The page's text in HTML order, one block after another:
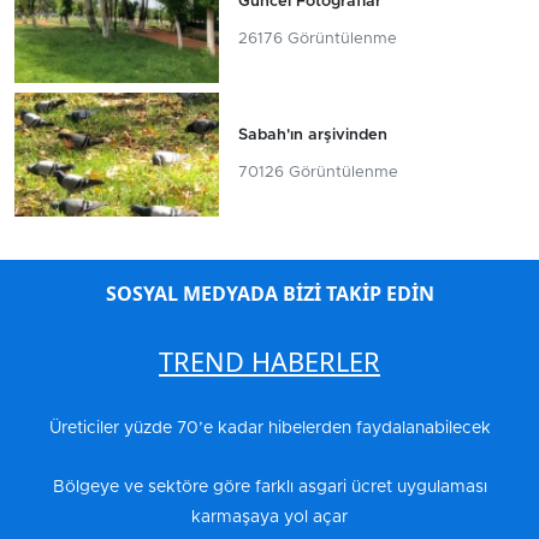
26176 Görüntülenme
Sabah'ın arşivinden
70126 Görüntülenme
SOSYAL MEDYADA BİZİ TAKİP EDİN
TREND HABERLER
Üreticiler yüzde 70’e kadar hibelerden faydalanabilecek
Bölgeye ve sektöre göre farklı asgari ücret uygulaması
karmaşaya yol açar